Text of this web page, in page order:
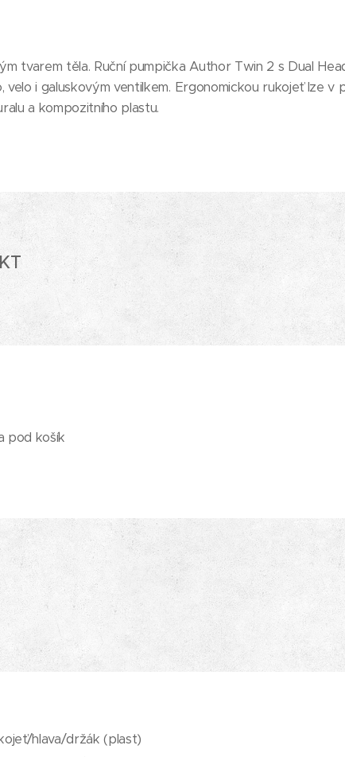
tvarem těla. Ruční pumpička Author Twin 2 s Dual
velo i galuskovým ventilkem. Ergonomickou rukojeť lze
a kompozitního plastu.
pod košík
hlava/držák (plast)